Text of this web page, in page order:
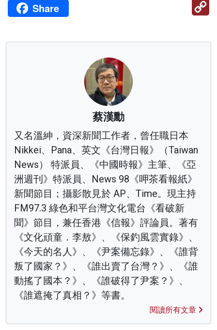
Share
蔡漢勳
又名溫紳，資深新聞工作者，曾任職日本
Nikkei、Pana、英文《台灣日報》（Taiwan
News） 特派員、《中國時報》主筆、《亞
洲週刊》特派員、News 98《呷茶看報紙》
新聞節目；攝影散見於 AP、Time。現主持
FM97.3 綠色和平台灣文化電台《看破新
聞》節目，兼任香港《信報》評論員。著有
《文化頑童．李敖》、《保釣風雲實錄》、
《今天的名人》、《尹案備忘錄》、《誰背
叛了國家？》、《誰出賣了台灣？》、《誰
動搖了國本？》、《誰破得了尹案？》、
《誰遮掩了真相？》等書。
閱讀所有文章